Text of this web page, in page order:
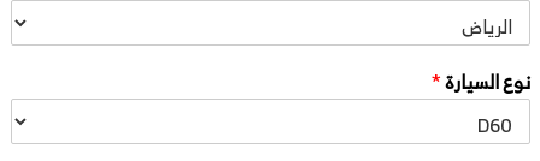
نوع السيارة*